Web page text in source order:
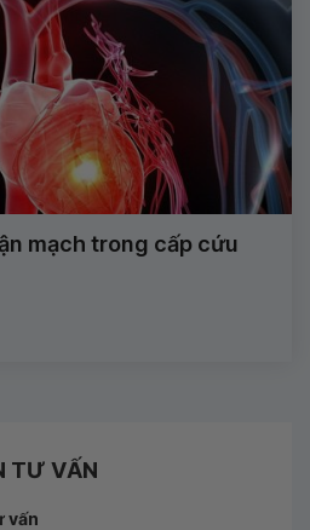
mạch trong cấp cứu
TƯ VẤN
vấn